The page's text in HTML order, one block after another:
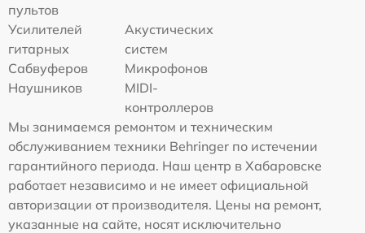
пультов
Усилителей
гитарных
Акустических
систем
Сабвуферов
Микрофонов
Наушников
MIDI-
контроллеров
Мы занимаемся ремонтом и техническим
обслуживанием техники Behringer по истечении
гарантийного периода. Наш центр в Хабаровске
работает независимо и не имеет официальной
авторизации от производителя. Цены на ремонт,
указанные на сайте, носят исключительно